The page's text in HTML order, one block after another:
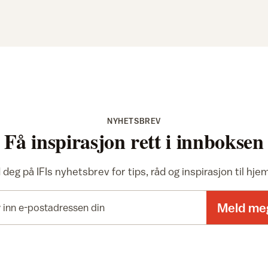
NYHETSBREV
Få inspirasjon rett i innboksen
deg på IFIs nyhetsbrev for tips, råd og inspirasjon til
Meld